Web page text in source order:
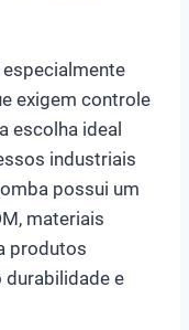
especialmente
exigem controle
escolha ideal
industriais
possui um
materiais
produtos
e